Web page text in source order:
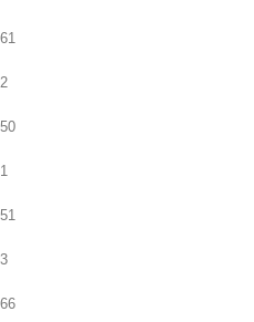
61
2
50
1
51
3
66